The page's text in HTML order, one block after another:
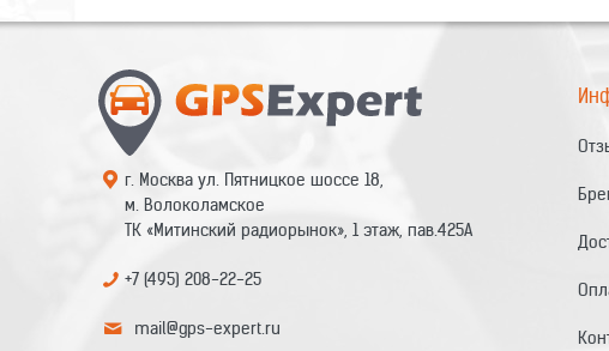
Имя
Отзыв
г. Москва ул. Пятницкое шоссе 18,
м. Волоколамское
ТК «Митинский радиорынок», 1 этаж, пав.425А
+7 (495) 208-22-25
mail@gps-expert.ru